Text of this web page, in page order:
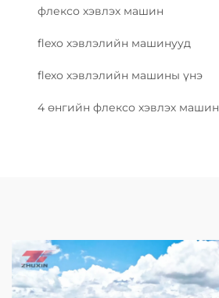
флексо хэвлэх машин
flexo хэвлэлийн машинууд
flexo хэвлэлийн машины үнэ
4 өнгийн флексо хэвлэх машин